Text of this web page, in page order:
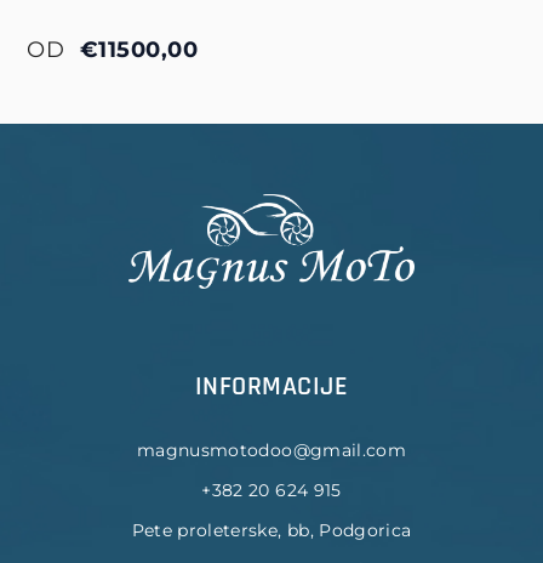
OD €11500,00
INFORMACIJE
magnusmotodoo@gmail.com
+382 20 624 915
Pete proleterske, bb, Podgorica